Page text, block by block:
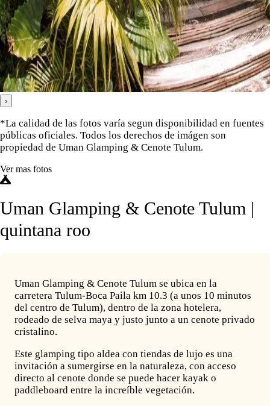
›
*La calidad de las fotos varía segun disponibilidad en fuentes
públicas oficiales. Todos los derechos de imágen son
propiedad de Uman Glamping & Cenote Tulum.
Ver mas fotos
Uman Glamping & Cenote Tulum |
quintana roo
Uman Glamping & Cenote Tulum se ubica en la
carretera Tulum-Boca Paila km 10.3 (a unos 10 minutos
del centro de Tulum), dentro de la zona hotelera,
rodeado de selva maya y justo junto a un cenote privado
cristalino.
Este glamping tipo aldea con tiendas de lujo es una
invitación a sumergirse en la naturaleza, con acceso
directo al cenote donde se puede hacer kayak o
paddleboard entre la increíble vegetación.